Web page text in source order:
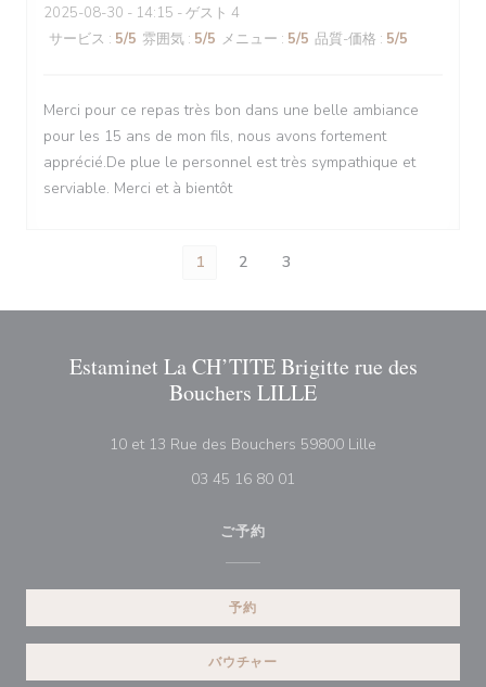
2025-08-30 - 14:15 - ゲスト 4
サービス : 5/5 雰囲気 : 5/5 メニュー : 5/5 品質-価格 : 5/5
Merci pour ce repas très bon dans une belle ambiance
pour les 15 ans de mon fils, nous avons fortement
apprécié.De plue le personnel est très sympathique et
serviable. Merci et à bientôt
1 2 3
Estaminet La CH’TITE Brigitte rue des
Bouchers LILLE
10 et 13 Rue des Bouchers 59800 Lille
03 45 16 80 01
ご予約
予約
バウチャー